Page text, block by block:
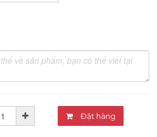
Đặt hàng